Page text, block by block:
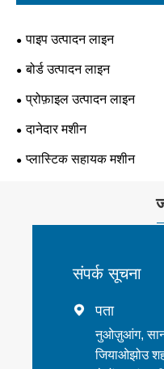
पाइप उत्पादन लाइन
बोर्ड उत्पादन लाइन
प्रोफ़ाइल उत्पादन लाइन
दानेदार मशीन
प्लास्टिक सहायक मशीन
संपर्क सूचना
 पता
नुओज़ुआंग,
जियाओझोउ